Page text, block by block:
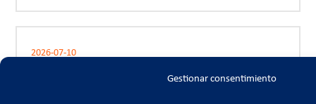
Gestionar consentimiento
2026-07-10
La Asamblea y Foro del 50